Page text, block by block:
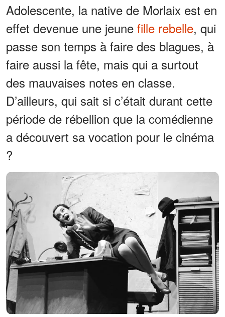
Adolescente, la native de Morlaix est en
effet devenue une jeune fille rebelle, qui
passe son temps à faire des blagues, à
faire aussi la fête, mais qui a surtout
des mauvaises notes en classe.
D’ailleurs, qui sait si c’était durant cette
période de rébellion que la comédienne
a découvert sa vocation pour le cinéma
?